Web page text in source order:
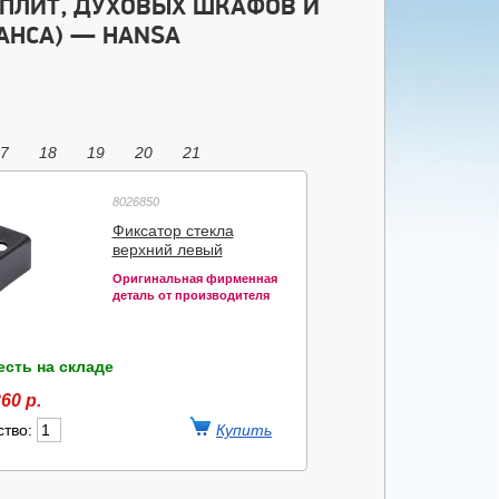
— HANSA
18 19 20 21
8026850
Фиксатор стекла
верхний левый
Оригинальная фирменная
деталь от производителя
на складе
р.